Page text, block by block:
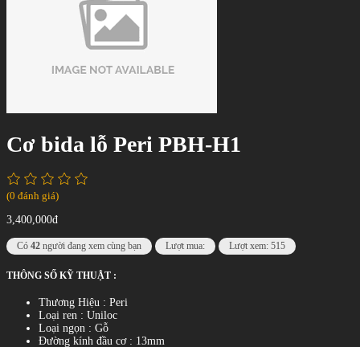
Cơ bida lỗ Peri PBH-H1
(0 đánh giá)
3,400,000đ
Có 42 người đang xem cùng bạn Lượt mua: Lượt xem: 515
THÔNG SỐ KỸ THUẬT :
Thương Hiệu : Peri
Loại ren : Uniloc
Loại ngọn : Gỗ
Đường kính đầu cơ : 13mm